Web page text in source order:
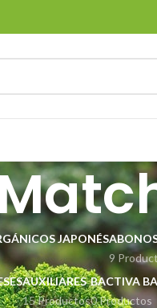
JAPONÉS
9
AUXILIARES
15 Productos
BACTIVA
0 Productos